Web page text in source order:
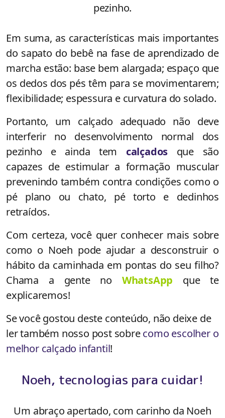
pezinho.
Em suma, as características mais importantes
do sapato do bebê na fase de aprendizado de
marcha estão: base bem alargada; espaço que
os dedos dos pés têm para se movimentarem;
flexibilidade; espessura e curvatura do solado.
Portanto, um calçado adequado não deve
interferir no desenvolvimento normal dos
pezinho e ainda tem calçados que são
capazes de estimular a formação muscular
prevenindo também contra condições como o
pé plano ou chato, pé torto e dedinhos
retraídos.
Com certeza, você quer conhecer mais sobre
como o Noeh pode ajudar a desconstruir o
hábito da caminhada em pontas do seu filho?
Chama a gente no WhatsApp que te
explicaremos!
Se você gostou deste conteúdo, não deixe de
ler também nosso post sobrecomo escolher o
melhor calçado infantil!
Noeh, tecnologias para cuidar!
Um abraço apertado, com carinho da Noeh